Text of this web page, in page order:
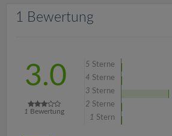
1 Bewertung
3.0
1 Bewertung
5 Sterne
4 Sterne
3 Sterne
2 Sterne
1 Stern